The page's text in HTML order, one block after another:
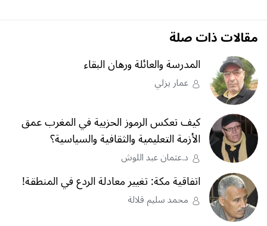
مقالات ذات صلة
المدرسة والعائلة ورهان البقاء
عمار يزلي
كيف تعكس الرموز الحزبية في المغرب عمق
الأزمة التعليمية والثقافية والسياسية؟
د.عثمان عبد اللوش
اتفاقية مكة: تغيير معادلة الردع في المنطقة!
محمد سليم قلالة